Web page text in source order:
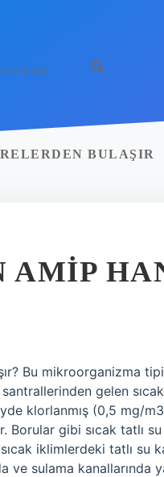
BULAŞIR
AMIP
Bu mikroorganizma
gelen
klorlanmış (0,5 mg/
gibi sıcak tatlı
iklimlerdeki tatlı su
ve sulama kanallarında